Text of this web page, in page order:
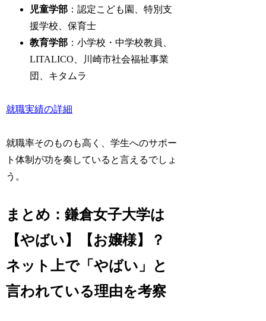
児童学部 ：認定こども園、特別支
援学校、保育士
教育学部 ：小学校・中学校教員、
LITALICO、川崎市社会福祉事業
団、キタムラ
就職実績の詳細
就職率そのものも高く、学生へのサポー
ト体制が功を奏していると言えるでしょ
う。
まとめ：鎌倉女子大学は
【やばい】【お嬢様】？
ネット上で「やばい」と
言われている理由を考察